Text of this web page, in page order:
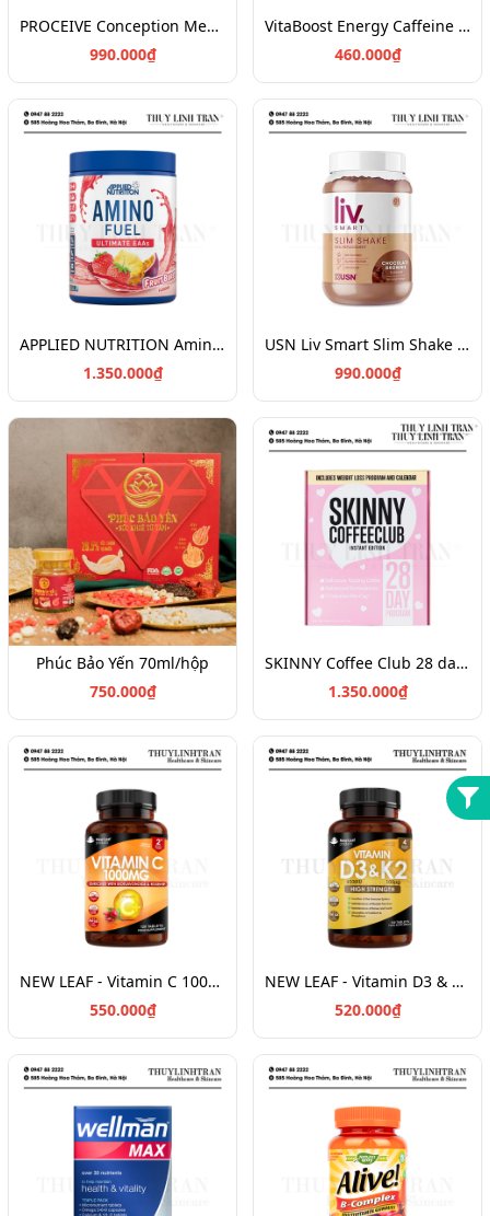
PROCEIVE Conception Men 60v/Vitamin tổng hợp tăng sức khỏe sinh sản nam giới
990.000₫
VitaBoost Energy Caffeine 20v/Viên sủi năng lượng Caffeine
460.000₫
APPLIED NUTRITION Amino Fuel EAAs 390g/Axit amin thiết yếu cho cơ thể
1.350.000₫
USN Liv Smart Slim Shake 550gr/Bữa ăn thay thế khoa học
990.000₫
Phúc Bảo Yến 70ml/hộp
750.000₫
SKINNY Coffee Club 28 day program/Cà phê giảm cân khoa học
1.350.000₫
NEW LEAF - Vitamin C 1000mg - 120v
550.000₫
NEW LEAF - Vitamin D3 & K2 4000IU - 120v
520.000₫